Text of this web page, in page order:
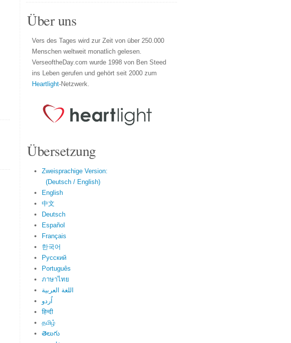
Über uns
Vers des Tages wird zur Zeit von über 250.000
Menschen weltweit monatlich gelesen.
VerseoftheDay.com wurde 1998 von Ben Steed
ins Leben gerufen und gehört seit 2000 zum
Heartlight-Netzwerk.
Übersetzung
Zweisprachige Version:
(Deutsch / English)
English
中文
Deutsch
Español
Français
한국어
Русский
Português
ภาษาไทย
اللغة العربية
اُردو
हिन्दी
தமிழ்
తెలుగు